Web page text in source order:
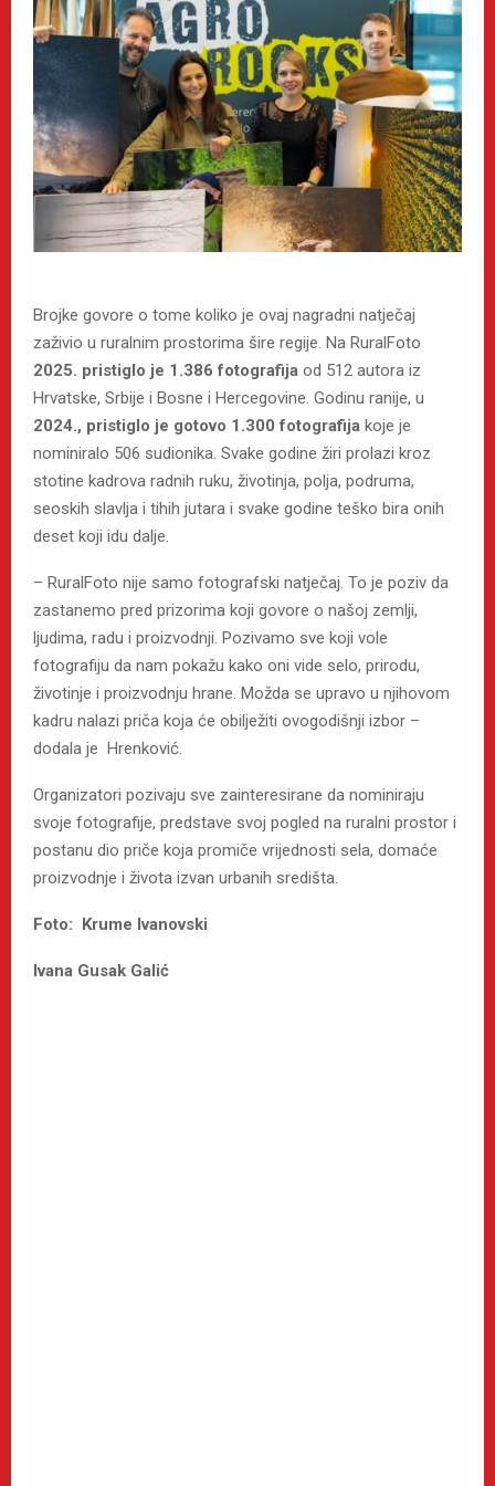
Brojke govore o tome koliko je ovaj nagradni natječaj
zaživio u ruralnim prostorima šire regije. Na RuralFoto
2025. pristiglo je 1.386 fotografija od 512 autora iz
Hrvatske, Srbije i Bosne i Hercegovine. Godinu ranije, u
2024., pristiglo je gotovo 1.300 fotografija koje je
nominiralo 506 sudionika. Svake godine žiri prolazi kroz
stotine kadrova radnih ruku, životinja, polja, podruma,
seoskih slavlja i tihih jutara i svake godine teško bira onih
deset koji idu dalje.
– RuralFoto nije samo fotografski natječaj. To je poziv da
zastanemo pred prizorima koji govore o našoj zemlji,
ljudima, radu i proizvodnji. Pozivamo sve koji vole
fotografiju da nam pokažu kako oni vide selo, prirodu,
životinje i proizvodnju hrane. Možda se upravo u njihovom
kadru nalazi priča koja će obilježiti ovogodišnji izbor –
dodala je Hrenković.
Organizatori pozivaju sve zainteresirane da nominiraju
svoje fotografije, predstave svoj pogled na ruralni prostor i
postanu dio priče koja promiče vrijednosti sela, domaće
proizvodnje i života izvan urbanih središta.
Foto: Krume Ivanovski
Ivana Gusak Galić